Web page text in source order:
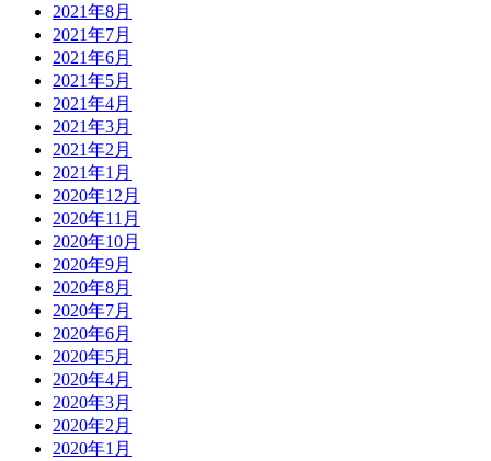
2021年8月
2021年7月
2021年6月
2021年5月
2021年4月
2021年3月
2021年2月
2021年1月
2020年12月
2020年11月
2020年10月
2020年9月
2020年8月
2020年7月
2020年6月
2020年5月
2020年4月
2020年3月
2020年2月
2020年1月